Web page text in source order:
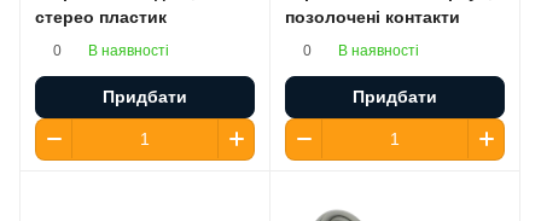
стерео пластик
0 В наявності
Придбати
позолочені контакти
0 В наявності
Придбати